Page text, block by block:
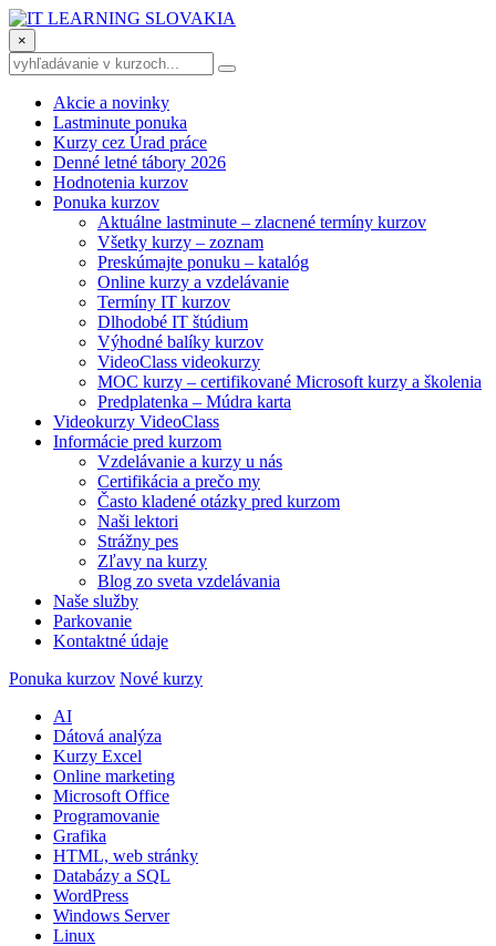
×
Akcie a novinky
Lastminute ponuka
Kurzy cez Úrad práce
Denné letné tábory 2026
Hodnotenia kurzov
Ponuka kurzov
Aktuálne lastminute – zlacnené termíny kurzov
Všetky kurzy – zoznam
Preskúmajte ponuku – katalóg
Online kurzy a vzdelávanie
Termíny IT kurzov
Dlhodobé IT štúdium
Výhodné balíky kurzov
VideoClass videokurzy
MOC kurzy – certifikované Microsoft kurzy a školenia
Predplatenka – Múdra karta
Videokurzy VideoClass
Informácie pred kurzom
Vzdelávanie a kurzy u nás
Certifikácia a prečo my
Často kladené otázky pred kurzom
Naši lektori
Strážny pes
Zľavy na kurzy
Blog zo sveta vzdelávania
Naše služby
Parkovanie
Kontaktné údaje
Ponuka kurzov Nové kurzy
AI
Dátová analýza
Kurzy Excel
Online marketing
Microsoft Office
Programovanie
Grafika
HTML, web stránky
Databázy a SQL
WordPress
Windows Server
Linux